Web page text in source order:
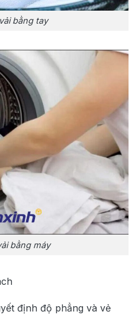
bằng tay
bằng máy
định độ phẳng và vẻ